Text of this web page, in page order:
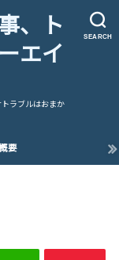
SEARCH
、ト
エイ
ラブルはおまか
要